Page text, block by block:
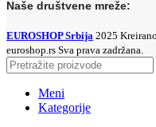
Naše društvene mreže:
EUROSHOP Srbija 2025
euroshop.rs Sva prava zadržana.
Meni
Kategorije